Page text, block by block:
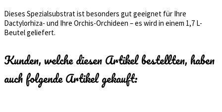
Dieses Spezialsubstrat ist besonders gut geeignet für Ihre
Dactylorhiza- und Ihre Orchis-Orchideen – es wird in einem 1,7 L-
Beutel geliefert.
Kunden, welche diesen Artikel bestellten, haben
auch folgende Artikel gekauft: